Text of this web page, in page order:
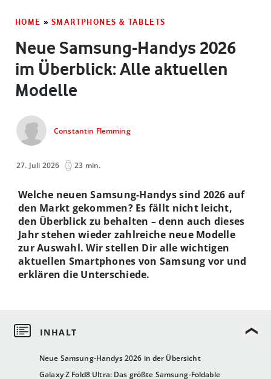
HOME » SMARTPHONES & TABLETS
Neue Samsung-Handys 2026
im Überblick: Alle aktuellen
Modelle
Constantin Flemming
27. Juli 2026 23 min.
Neue Samsung-Handys 2026 in der Übersicht
Galaxy Z Fold8 Ultra: Das größte Samsung-Foldable
Welche neuen Samsung-Handys sind 2026 auf
den Markt gekommen? Es fällt nicht leicht,
den Überblick zu behalten – denn auch dieses
Jahr stehen wieder zahlreiche neue Modelle
zur Auswahl. Wir stellen Dir alle wichtigen
aktuellen Smartphones von Samsung vor und
erklären die Unterschiede.